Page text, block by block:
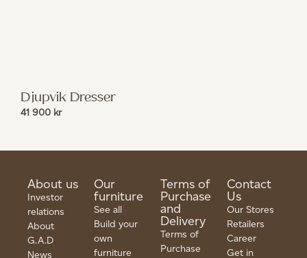
Djupvik Dresser
41 900 kr
About us
Investor
relations
About
G.A.D
News
Our
furniture
See all
Build your
own
furniture
Terms of
Purchase
and
Delivery
Terms of
Purchase
Contact
Us
Our Stores
Retailers
Career
Get in